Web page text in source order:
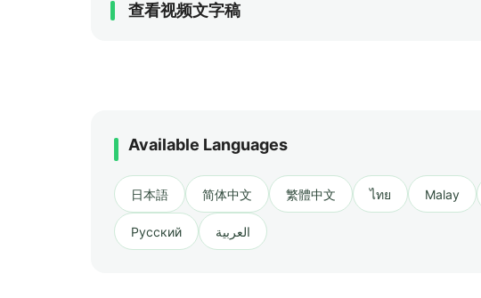
查看视频文字稿
Available Languages
日本語 简体中文 繁體中文 ไทย Malay
Русский العربية